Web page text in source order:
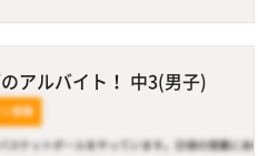
アルバイト！ 中3(男子)